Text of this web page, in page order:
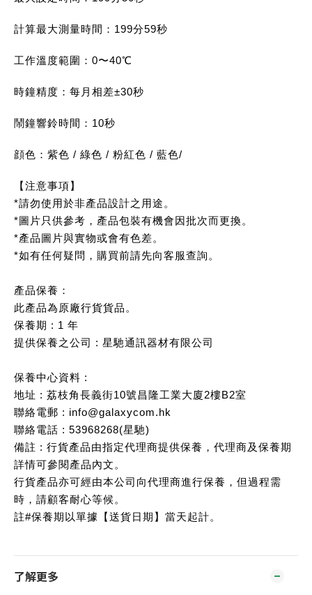
計算最大測量時間：199分59秒
工作溫度範圍：0〜40℃
時鐘精度：每月相差±30秒
鬧鐘響鈴時間：10秒
顔色： 紫色 / 綠色 / 粉紅色 / 藍色/
【注意事項】
*請勿使用於非產品設計之用途。
*圖片只供參考，產品包裝有機會因批次而更換。
*產品圖片與實物或會有色差。
*如有任何疑問，購買前請先向客服查詢。
產品保養：
此產品為原廠行貨貨品。
保養期 : 1 年
提供保養之公司 : 星馳通訊器材有限公司
保養中心資料 :
地址 : 荔枝角長義街10號昌隆工業大廈2樓B2室
聯絡電郵 : info@galaxycom.hk
聯絡電話 : 53968268(星馳)
備註 : 行貨產品由指定代理商提供保養，代理商及保養期
詳情可參閱產品內文。
行貨產品亦可經由本公司向代理商進行保養，但過程需
時，請顧客耐心等候。
註#保養期以單據【送貨日期】當天起計。
了解更多